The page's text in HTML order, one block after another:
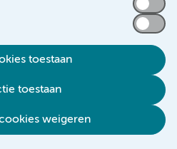
toestaan
toestaan
weigeren